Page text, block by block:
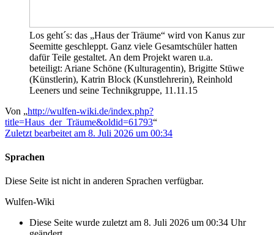
Los geht´s: das „Haus der Träume“ wird von Kanus zur
Seemitte geschleppt. Ganz viele Gesamtschüler hatten
dafür Teile gestaltet. An dem Projekt waren u.a.
beteiligt: Ariane Schöne (Kulturagentin), Brigitte Stüwe
(Künstlerin), Katrin Block (Kunstlehrerin), Reinhold
Leeners und seine Technikgruppe, 11.11.15
Von „http://wulfen-wiki.de/index.php?
title=Haus_der_Träume&oldid=61793“
Zuletzt bearbeitet am 8. Juli 2026 um 00:34
Sprachen
Diese Seite ist nicht in anderen Sprachen verfügbar.
Wulfen-Wiki
Diese Seite wurde zuletzt am 8. Juli 2026 um 00:34 Uhr